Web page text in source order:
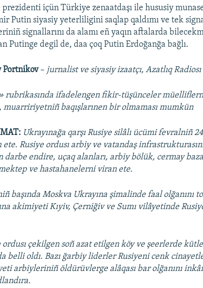
prezidenti içün Türkiye zenaatdaşı ile hususiy
Putin siyasiy yeterliligini saqlap qaldımı ve tek
signallarını da alamı eñ yaqın aftalarda
Putinge degil de, daa çoq Putin Erdoğanğa bağlı.
Portnikov– jurnalist ve siyasiy izaatçı, Azatlıq
rubrikasında ifadelengen fikir-tüşünceler
baqışlarınen bir olmaması mumkün
Ukrayınağa qarşı Rusiye silâlı ücümi fevralniñ
ete. Rusiye ordusı arbiy ve vatandaş
darbe endire, uçaq alanları, arbiy bölük, cermay
ve hastahanelerni viran ete.
başında Moskva Ukrayına şimalinde faal olğanını
akimiyeti Kıyiv, Çerniğiv ve Sumı vilâyetinde
ordusı çekilgen soñ azat etilgen köy ve şeerlerde
belli oldı. Bazı ğarbiy liderler Rusiyeni cenk
arbiyleriniñ öldürüvlerge alâqası bar olğanını